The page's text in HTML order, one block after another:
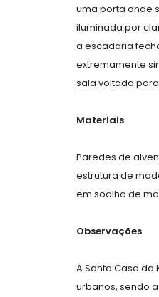
uma porta onde
iluminada por
a escadaria
extremamente
sala voltada
Materiais
Paredes de
estrutura de
em soalho de
Observações
A Santa Casa
urbanos, sendo